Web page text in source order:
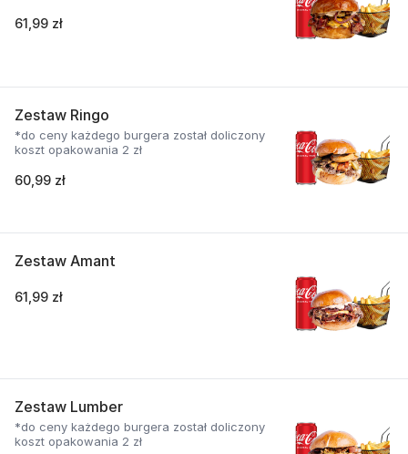
61,99 zł
Zestaw Ringo
*do ceny każdego burgera został doliczony
koszt opakowania 2 zł
60,99 zł
Zestaw Amant
61,99 zł
Zestaw Lumber
*do ceny każdego burgera został doliczony
koszt opakowania 2 zł